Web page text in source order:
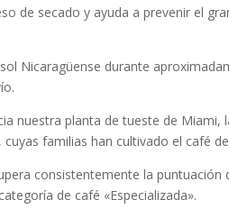
de secado y ayuda a prevenir el
Nicaragüense durante
nuestra planta de tueste de
familias han cultivado el café
consistentemente la
de café «Especializada».